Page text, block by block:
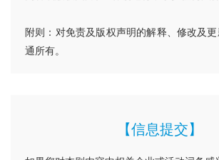
附则：对免责及版权声明的解释、修改及
通所有。